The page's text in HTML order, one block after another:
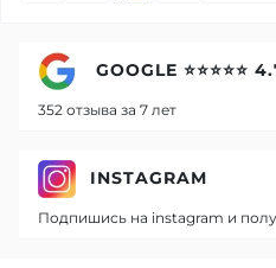
GOOGLE ⭐⭐⭐⭐⭐
352 отзыва за 7 лет
INSTAGRAM
Подпишись на instagram и